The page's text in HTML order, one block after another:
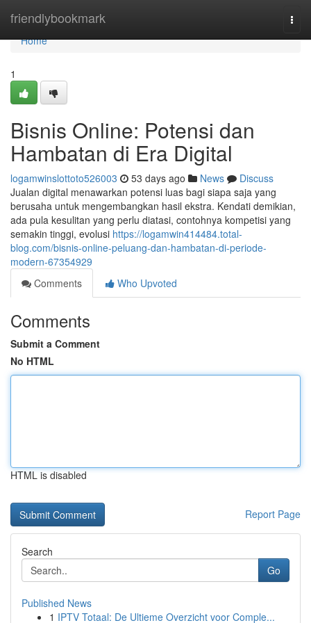
friendlybookmark
Home
Home
1
Bisnis Online: Potensi dan
Hambatan di Era Digital
logamwinslottoto526003 53 days ago News
Discuss
Jualan digital menawarkan potensi luas bagi siapa saja yang
berusaha untuk mengembangkan hasil ekstra. Kendati demikian,
ada pula kesulitan yang perlu diatasi, contohnya kompetisi yang
semakin tinggi, evolusi https://logamwin414484.total-
blog.com/bisnis-online-peluang-dan-hambatan-di-periode-
modern-67354929
Comments
Who Upvoted
Comments
Submit a Comment
No HTML
HTML is disabled
Report Page
Search
Go
Published News
1 IPTV Totaal: De Ultieme Overzicht voor Comple...